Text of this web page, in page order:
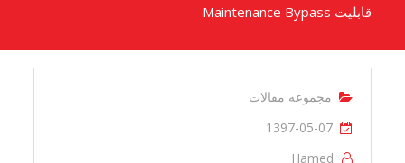
قابلیت Maintenance Bypass
مجموعه مقالات
1397-05-07
Hamed